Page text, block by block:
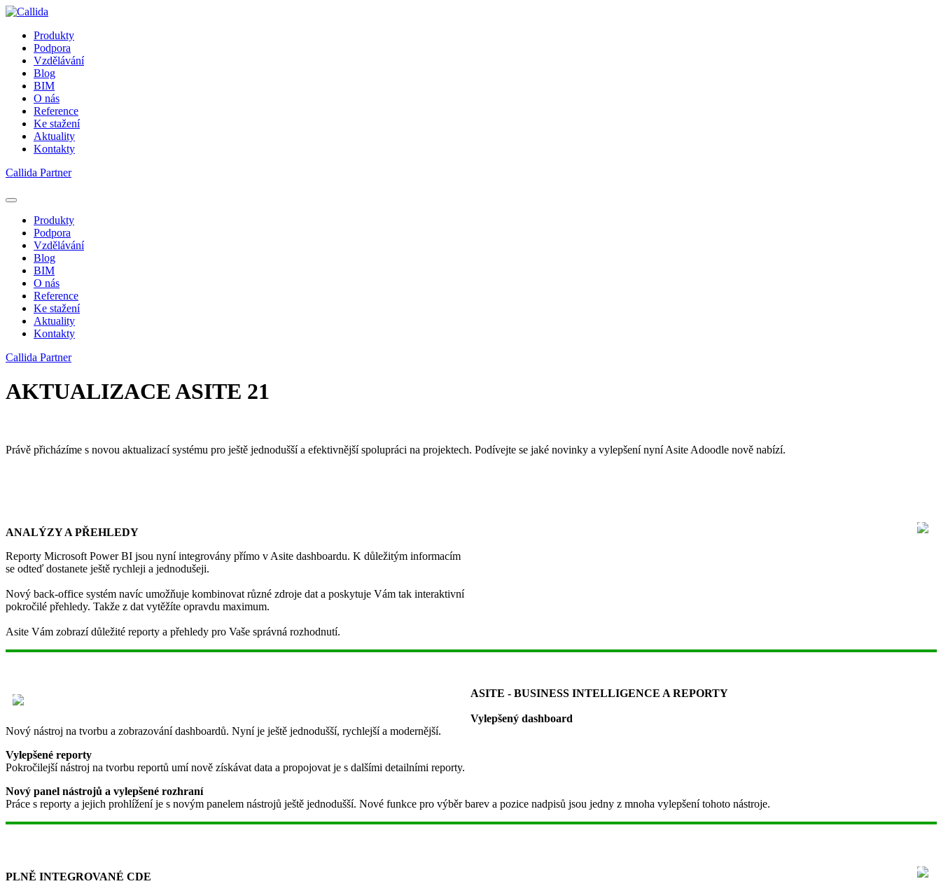
Produkty
Podpora
Vzdělávání
Blog
BIM
O nás
Reference
Ke stažení
Aktuality
Kontakty
Callida Partner
Produkty
Podpora
Vzdělávání
Blog
BIM
O nás
Reference
Ke stažení
Aktuality
Kontakty
Callida Partner
AKTUALIZACE ASITE 21
Právě přicházíme s novou aktualizací systému pro ještě jednodušší a efektivnější spolupráci na projektech. Podívejte se jaké novinky a vylepšení nyní Asite Adoodle nově nabízí.
ANALÝZY A PŘEHLEDY
Reporty Microsoft Power BI jsou nyní integrovány přímo v Asite dashboardu. K důležitým informacím
se odteď dostanete ještě rychleji a jednodušeji.
Nový back-office systém navíc umožňuje kombinovat různé zdroje dat a poskytuje Vám tak interaktivní
pokročilé přehledy. Takže z dat vytěžíte opravdu maximum.
Asite Vám zobrazí důležité reporty a přehledy pro Vaše správná rozhodnutí.
ASITE - BUSINESS INTELLIGENCE A REPORTY
Vylepšený dashboard
Nový nástroj na tvorbu a zobrazování dashboardů. Nyní je ještě jednodušší, rychlejší a modernější.
Vylepšené reporty
Pokročilejší nástroj na tvorbu reportů umí nově získávat data a propojovat je s dalšími detailními reporty.
Nový panel nástrojů a vylepšené rozhraní
Práce s reporty a jejich prohlížení je s novým panelem nástrojů ještě jednodušší. Nové funkce pro výběr barev a pozice nadpisů jsou jedny z mnoha vylepšení tohoto nástroje.
PLNĚ INTEGROVANÉ CDE